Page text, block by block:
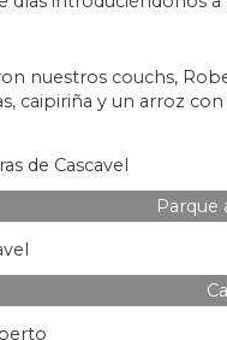
nuestros couchs,
caipiriña y un arroz
Parque